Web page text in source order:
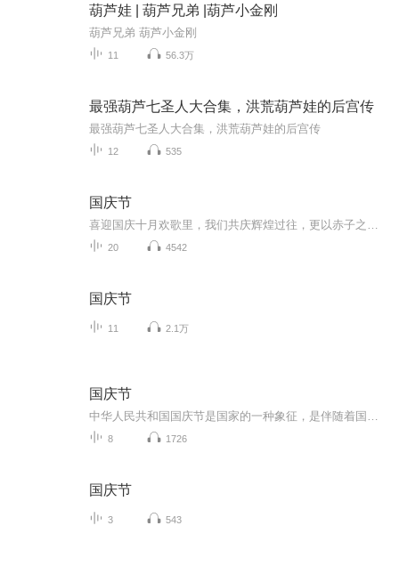
葫芦娃 | 葫芦兄弟 |葫芦小金刚
葫芦兄弟 葫芦小金刚
11 56.3万
最强葫芦七圣人大合集，洪荒葫芦娃的后宫传
最强葫芦七圣人大合集，洪荒葫芦娃的后宫传
12 535
国庆节
20 4542
国庆节
11 2.1万
国庆节
8 1726
国庆节
3 543